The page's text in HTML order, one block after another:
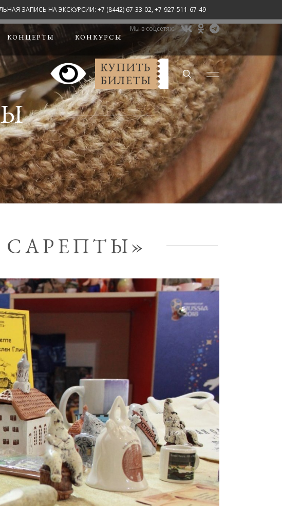
ЗАПИСЬ НА ЭКСКУРСИИ: +7 (8442) 67-33-02, +7-927-511-67-49
Мы в соцсетях:
КОНЦЕРТЫ КОНКУРСЫ